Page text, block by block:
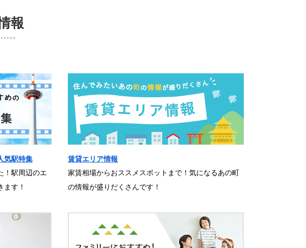
報
気駅特集
！駅周辺のエ
ます！
賃貸エリア情報
家賃相場からおススメスポットまで！気になるあの町
の情報が盛りだくさんです！